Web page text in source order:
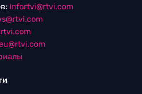
Infortvi@rtvi.com